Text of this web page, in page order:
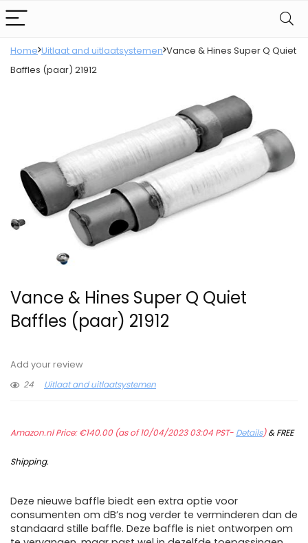
Home Uitlaat and uitlaatsystemen Vance & Hines Super Q Quiet
Baffles (paar) 21912
Vance & Hines Super Q Quiet
Baffles (paar) 21912
Add your review
24
Uitlaat and uitlaatsystemen
Amazon.nl Price:€140.00(as of 10/04/2023 03:04 PST- Details)&FREE
Shipping.
Deze nieuwe baffle biedt een extra optie voor
consumenten om dB’s nog verder te verminderen dan de
standaard stille baffle. Deze baffle is niet ontworpen om